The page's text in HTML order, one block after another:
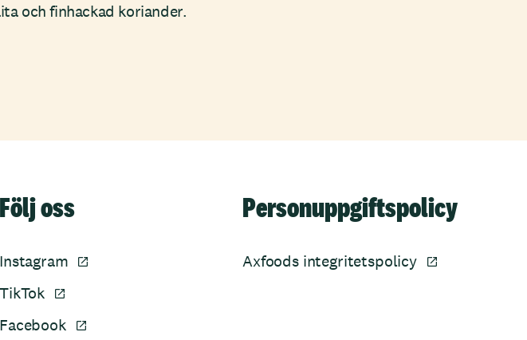
och finhackad koriander.
Följ oss
Instagram
TikTok
Facebook
Personuppgiftspolicy
Axfoods integritetspolicy